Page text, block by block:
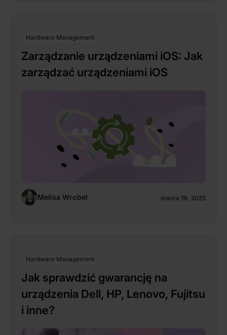
Hardware Management
Zarządzanie urządzeniami iOS: Jak
zarządzać urządzeniami iOS
Melisa Wrobel marca 19, 2025
Hardware Management
Jak sprawdzić gwarancję na
urządzenia Dell, HP, Lenovo, Fujitsu
i inne?